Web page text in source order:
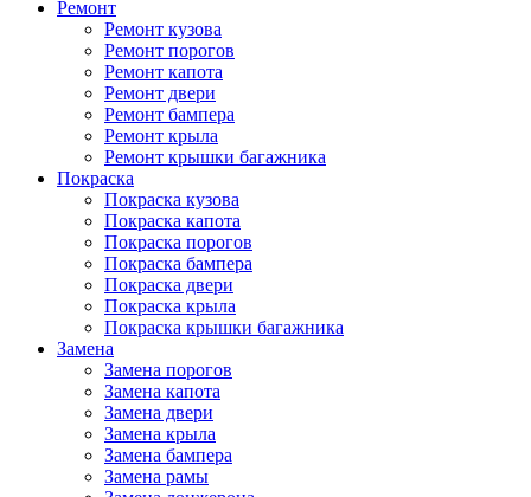
Ремонт
Ремонт кузова
Ремонт порогов
Ремонт капота
Ремонт двери
Ремонт бампера
Ремонт крыла
Ремонт крышки багажника
Покраска
Покраска кузова
Покраска капота
Покраска порогов
Покраска бампера
Покраска двери
Покраска крыла
Покраска крышки багажника
Замена
Замена порогов
Замена капота
Замена двери
Замена крыла
Замена бампера
Замена рамы